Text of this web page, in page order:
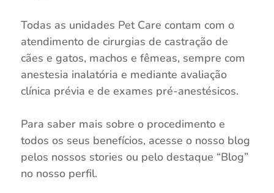
Todas as unidades Pet Care contam com o
atendimento de cirurgias de castração de
cães e gatos, machos e fêmeas, sempre com
anestesia inalatória e mediante avaliação
clínica prévia e de exames pré-anestésicos.
Para saber mais sobre o procedimento e
todos os seus benefícios, acesse o nosso blog
pelos nossos stories ou pelo destaque “Blog”
no nosso perfil.